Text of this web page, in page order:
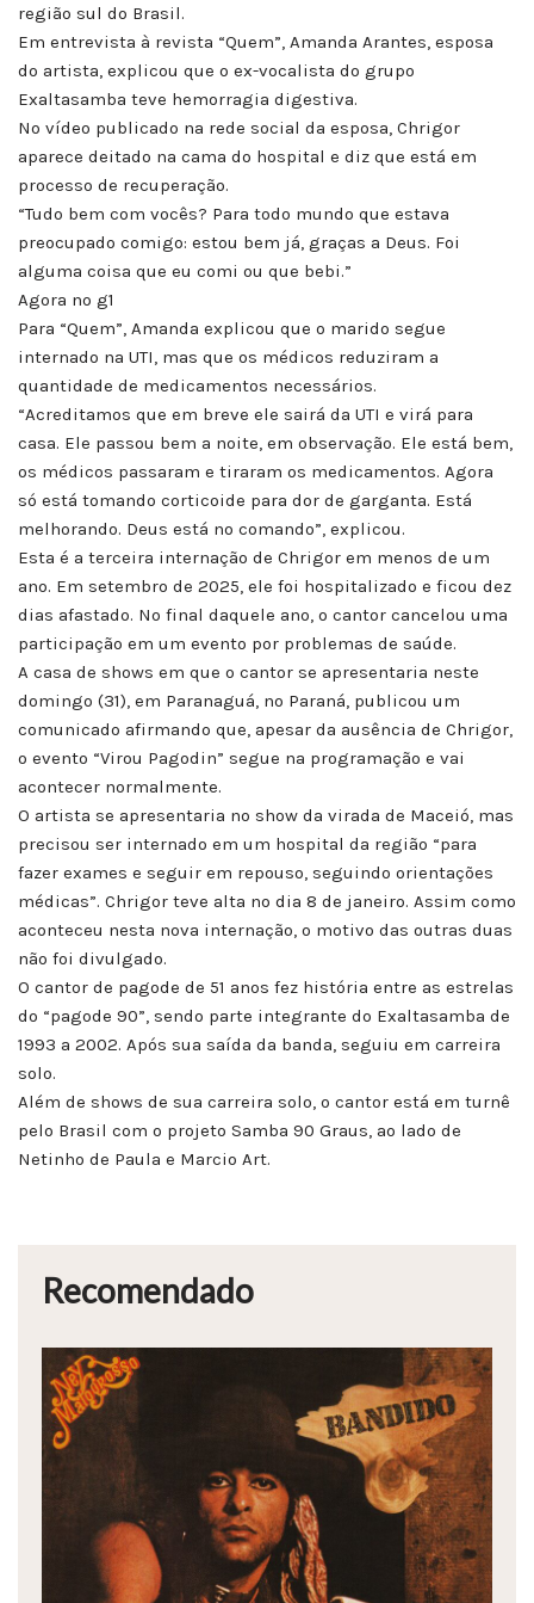
região sul do Brasil.
Em entrevista à revista “Quem”, Amanda Arantes, esposa
do artista, explicou que o ex-vocalista do grupo
Exaltasamba teve hemorragia digestiva.
No vídeo publicado na rede social da esposa, Chrigor
aparece deitado na cama do hospital e diz que está em
processo de recuperação.
“Tudo bem com vocês? Para todo mundo que estava
preocupado comigo: estou bem já, graças a Deus. Foi
alguma coisa que eu comi ou que bebi.”
Agora no g1
Para “Quem”, Amanda explicou que o marido segue
internado na UTI, mas que os médicos reduziram a
quantidade de medicamentos necessários.
“Acreditamos que em breve ele sairá da UTI e virá para
casa. Ele passou bem a noite, em observação. Ele está bem,
os médicos passaram e tiraram os medicamentos. Agora
só está tomando corticoide para dor de garganta. Está
melhorando. Deus está no comando”, explicou.
Esta é a terceira internação de Chrigor em menos de um
ano. Em setembro de 2025, ele foi hospitalizado e ficou dez
dias afastado. No final daquele ano, o cantor cancelou uma
participação em um evento por problemas de saúde.
A casa de shows em que o cantor se apresentaria neste
domingo (31), em Paranaguá, no Paraná, publicou um
comunicado afirmando que, apesar da ausência de Chrigor,
o evento “Virou Pagodin” segue na programação e vai
acontecer normalmente.
O artista se apresentaria no show da virada de Maceió, mas
precisou ser internado em um hospital da região “para
fazer exames e seguir em repouso, seguindo orientações
médicas”. Chrigor teve alta no dia 8 de janeiro. Assim como
aconteceu nesta nova internação, o motivo das outras duas
não foi divulgado.
O cantor de pagode de 51 anos fez história entre as estrelas
do “pagode 90”, sendo parte integrante do Exaltasamba de
1993 a 2002. Após sua saída da banda, seguiu em carreira
solo.
Além de shows de sua carreira solo, o cantor está em turnê
pelo Brasil com o projeto Samba 90 Graus, ao lado de
Netinho de Paula e Marcio Art.
Recomendado